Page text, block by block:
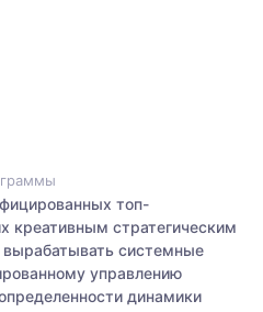
топ-
стратегическим
системные
управлению
динамики